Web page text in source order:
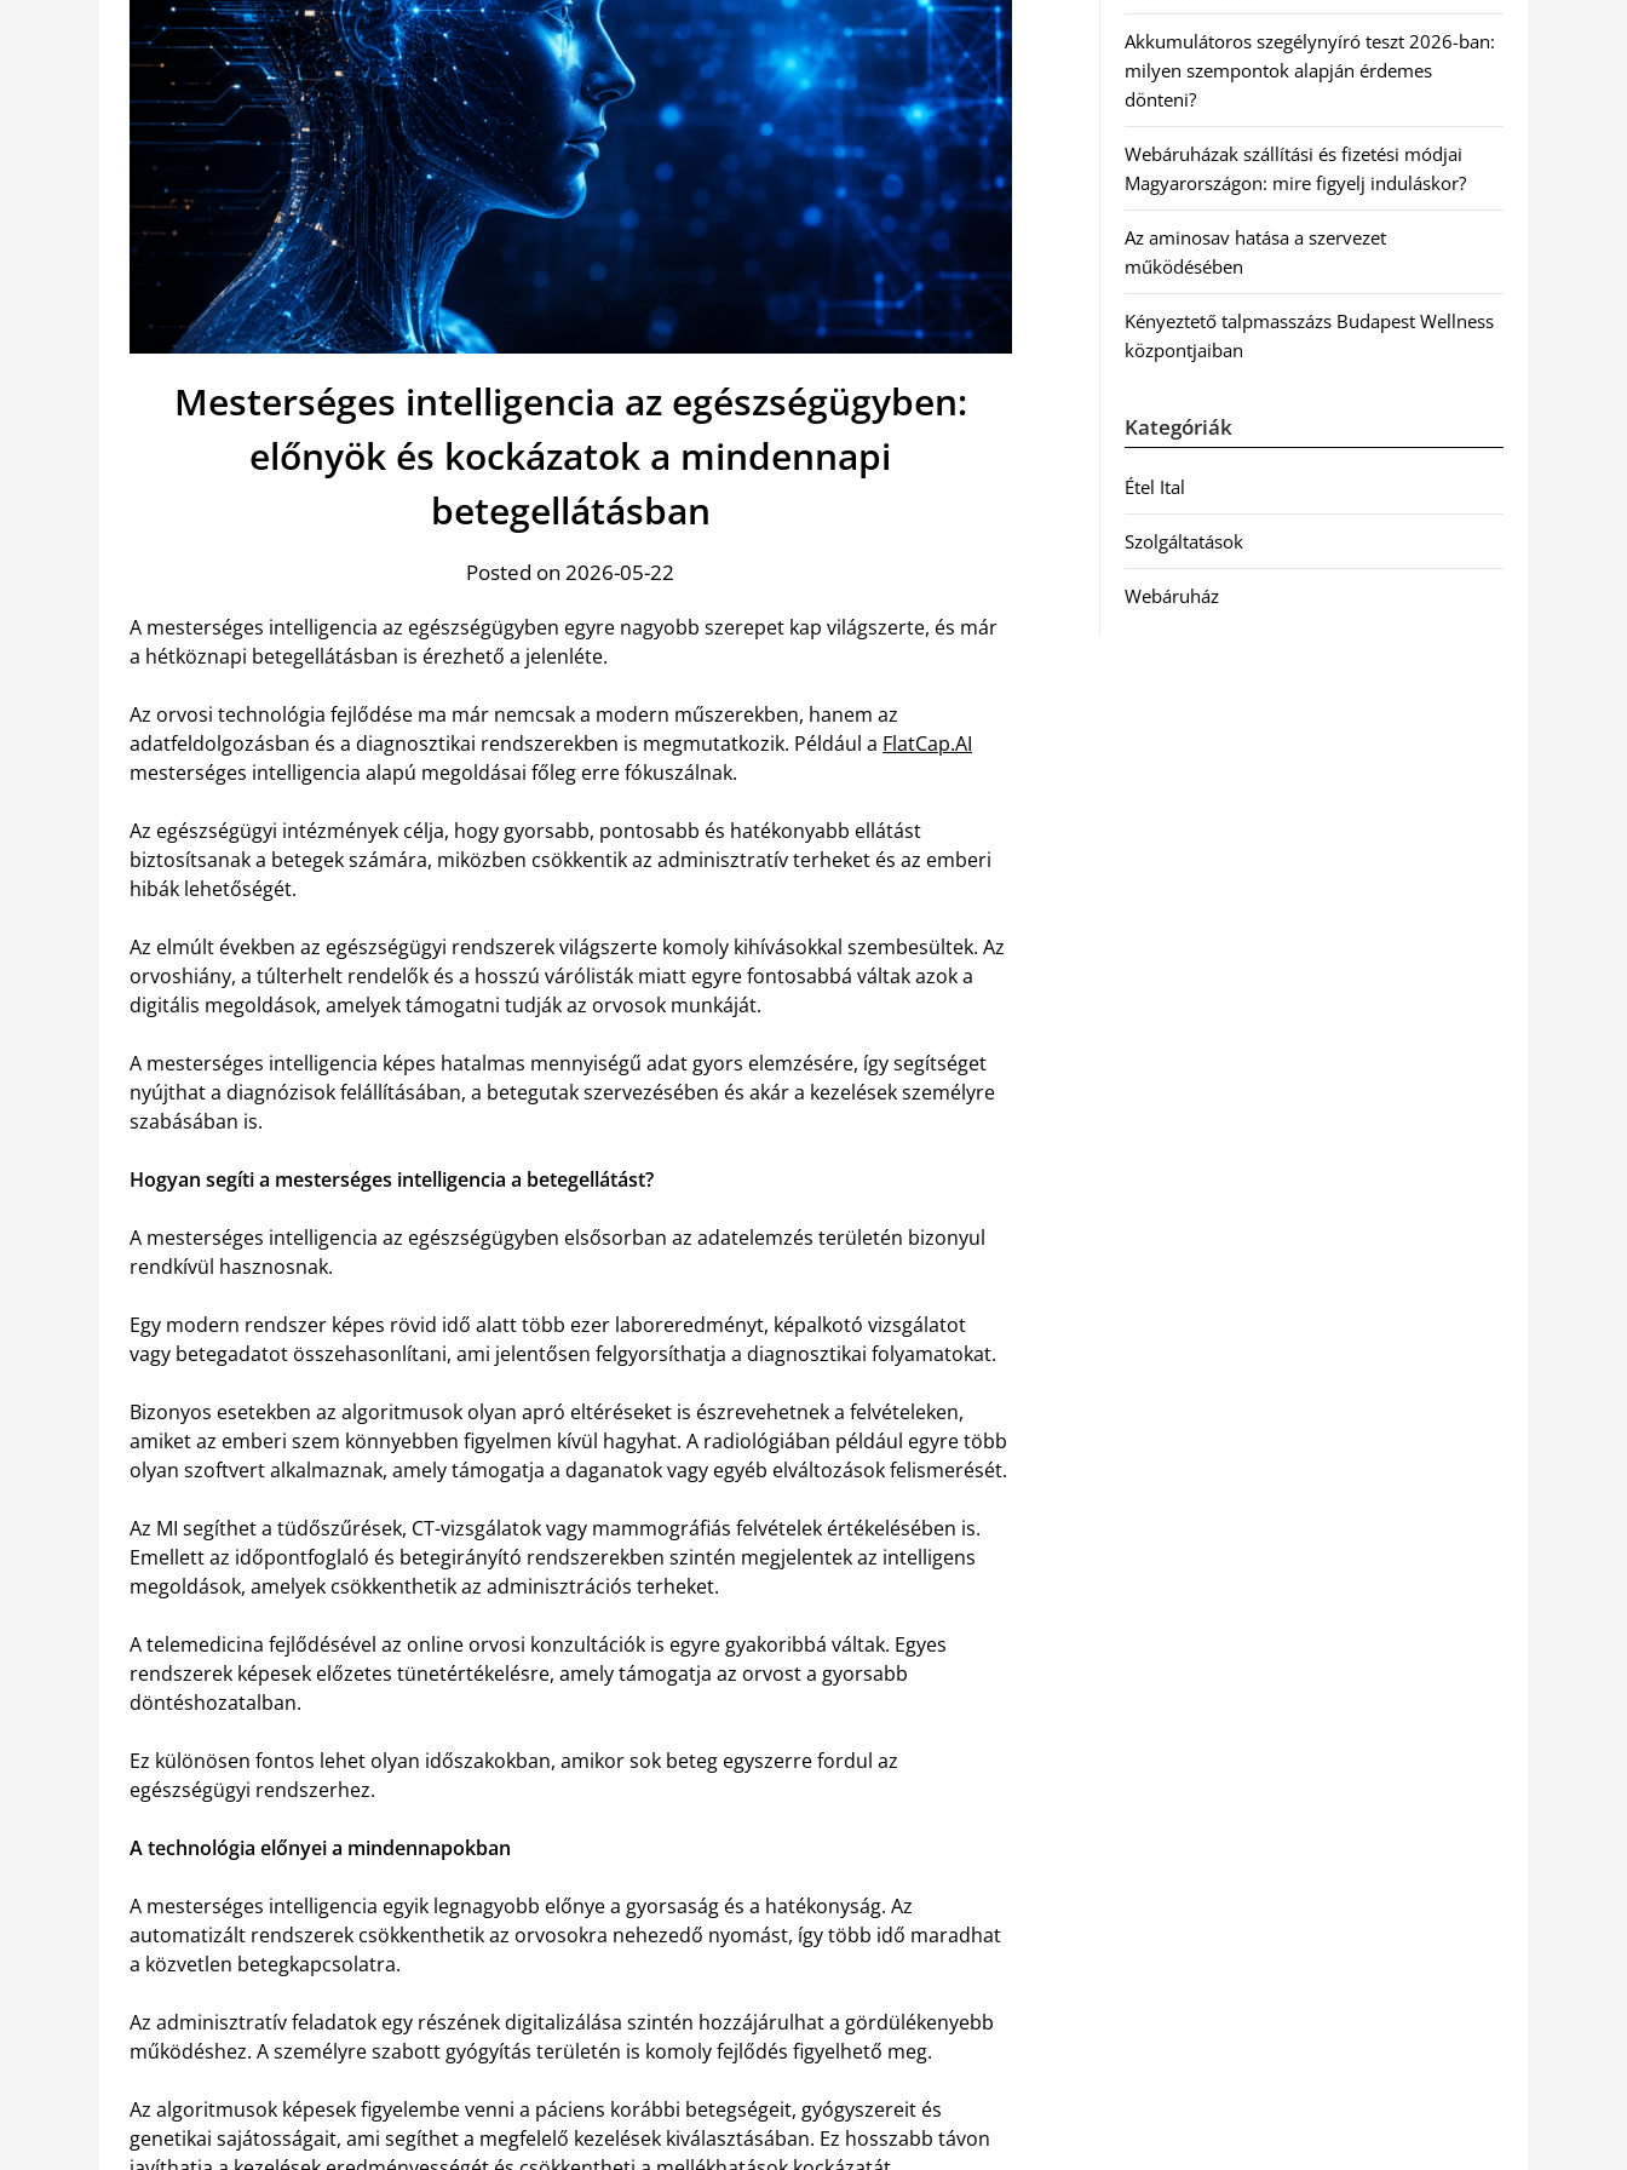
Mesterséges intelligencia az egészségügyben:
előnyök és kockázatok a mindennapi
betegellátásban
Posted on 2026-05-22
A mesterséges intelligencia az egészségügyben egyre nagyobb szerepet kap világszerte, és már
a hétköznapi betegellátásban is érezhető a jelenléte.
Az orvosi technológia fejlődése ma már nemcsak a modern műszerekben, hanem az
adatfeldolgozásban és a diagnosztikai rendszerekben is megmutatkozik. Például a FlatCap.AI
mesterséges intelligencia alapú megoldásai főleg erre fókuszálnak.
Az egészségügyi intézmények célja, hogy gyorsabb, pontosabb és hatékonyabb ellátást
biztosítsanak a betegek számára, miközben csökkentik az adminisztratív terheket és az emberi
hibák lehetőségét.
Az elmúlt években az egészségügyi rendszerek világszerte komoly kihívásokkal szembesültek. Az
orvoshiány, a túlterhelt rendelők és a hosszú várólisták miatt egyre fontosabbá váltak azok a
digitális megoldások, amelyek támogatni tudják az orvosok munkáját.
A mesterséges intelligencia képes hatalmas mennyiségű adat gyors elemzésére, így segítséget
nyújthat a diagnózisok felállításában, a betegutak szervezésében és akár a kezelések személyre
szabásában is.
Hogyan segíti a mesterséges intelligencia a betegellátást?
A mesterséges intelligencia az egészségügyben elsősorban az adatelemzés területén bizonyul
rendkívül hasznosnak.
Egy modern rendszer képes rövid idő alatt több ezer laboreredményt, képalkotó vizsgálatot
vagy betegadatot összehasonlítani, ami jelentősen felgyorsíthatja a diagnosztikai folyamatokat.
Bizonyos esetekben az algoritmusok olyan apró eltéréseket is észrevehetnek a felvételeken,
amiket az emberi szem könnyebben figyelmen kívül hagyhat. A radiológiában például egyre több
olyan szoftvert alkalmaznak, amely támogatja a daganatok vagy egyéb elváltozások felismerését.
Az MI segíthet a tüdőszűrések, CT-vizsgálatok vagy mammográfiás felvételek értékelésében is.
Emellett az időpontfoglaló és betegirányító rendszerekben szintén megjelentek az intelligens
megoldások, amelyek csökkenthetik az adminisztrációs terheket.
A telemedicina fejlődésével az online orvosi konzultációk is egyre gyakoribbá váltak. Egyes
rendszerek képesek előzetes tünetértékelésre, amely támogatja az orvost a gyorsabb
döntéshozatalban.
Ez különösen fontos lehet olyan időszakokban, amikor sok beteg egyszerre fordul az
egészségügyi rendszerhez.
A technológia előnyei a mindennapokban
A mesterséges intelligencia egyik legnagyobb előnye a gyorsaság és a hatékonyság. Az
automatizált rendszerek csökkenthetik az orvosokra nehezedő nyomást, így több idő maradhat
a közvetlen betegkapcsolatra.
Az adminisztratív feladatok egy részének digitalizálása szintén hozzájárulhat a gördülékenyebb
működéshez. A személyre szabott gyógyítás területén is komoly fejlődés figyelhető meg.
Az algoritmusok képesek figyelembe venni a páciens korábbi betegségeit, gyógyszereit és
genetikai sajátosságait, ami segíthet a megfelelő kezelések kiválasztásában. Ez hosszabb távon
Akkumulátoros szegélynyíró teszt 2026-ban:
milyen szempontok alapján érdemes
dönteni?
Webáruházak szállítási és fizetési módjai
Magyarországon: mire figyelj induláskor?
Az aminosav hatása a szervezet
működésében
Kényeztető talpmasszázs Budapest Wellness
központjaiban
Kategóriák
Étel Ital
Szolgáltatások
Webáruház